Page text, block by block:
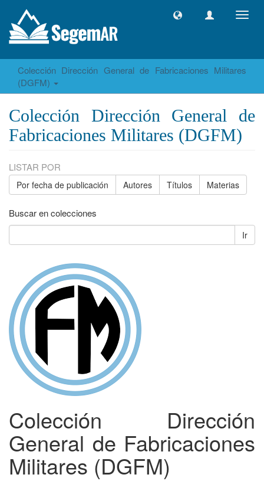
Colección Dirección General de Fabricaciones Militares
(DGFM)
Colección Dirección General de
Fabricaciones Militares (DGFM)
LISTAR POR
Por fecha de publicación Autores Títulos Materias
Buscar en colecciones
Ir
Colección Dirección
General de Fabricaciones
Militares (DGFM)